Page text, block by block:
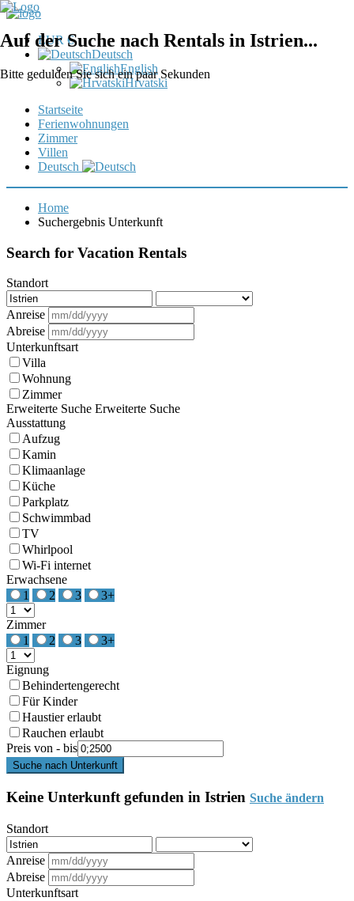
EUR €
Deutsch
English
Hrvatski
Startseite
Ferienwohnungen
Zimmer
Villen
Deutsch
Auf der Suche nach Rentals in Istrien...
Bitte gedulden Sie sich ein paar Sekunden
Home
Suchergebnis Unterkunft
Search for Vacation Rentals
Standort
Anreise
Abreise
Unterkunftsart
Villa
Wohnung
Zimmer
Erweiterte Suche Erweiterte Suche
Ausstattung
Aufzug
Kamin
Klimaanlage
Küche
Parkplatz
Schwimmbad
TV
Whirlpool
Wi-Fi internet
Erwachsene
1
2 3 3+
Zimmer
1
2 3 3+
Eignung
Behindertengerecht
Für Kinder
Haustier erlaubt
Rauchen erlaubt
Preis von - bis
Suche nach Unterkunft
Keine Unterkunft gefunden in Istrien Suche ändern
Standort
Anreise
Abreise
Unterkunftsart